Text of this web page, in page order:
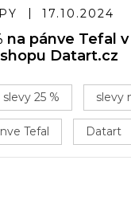
17.10.2024
na pánve Tefal
Datart.cz
slevy 25 % slevy
Tefal Datart